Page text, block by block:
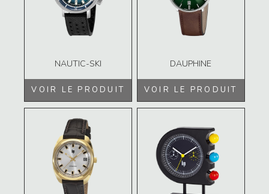
NAUTIC-SKI
VOIR LE PRODUIT
DAUPHINE
VOIR LE PRODUIT